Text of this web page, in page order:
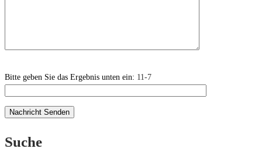
Bitte geben Sie das Ergebnis unten ein: 11-7
Suche